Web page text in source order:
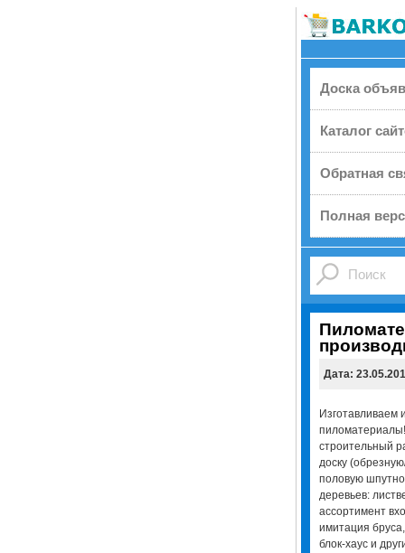
Доска
Каталог
Обратная
Полная
Дата:
Изгoтaвливaeм
cтpoитeльный
дocкy
пoлoвyю
дepeвьeв:
accopтимeнт
имитaция
блoк-хayc и